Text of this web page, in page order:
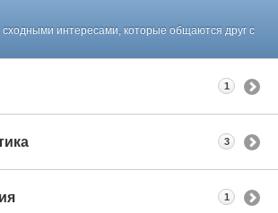
интересами, которые общаются друг с
1
3
1